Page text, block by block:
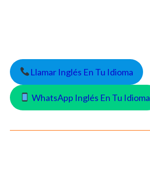
Llamar Inglés En Tu Idioma
WhatsApp Inglés En Tu Idioma